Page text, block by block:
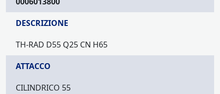
DESCRIZIONE
TH-RAD D55 Q25 CN H65
ATTACCO
CILINDRICO 55